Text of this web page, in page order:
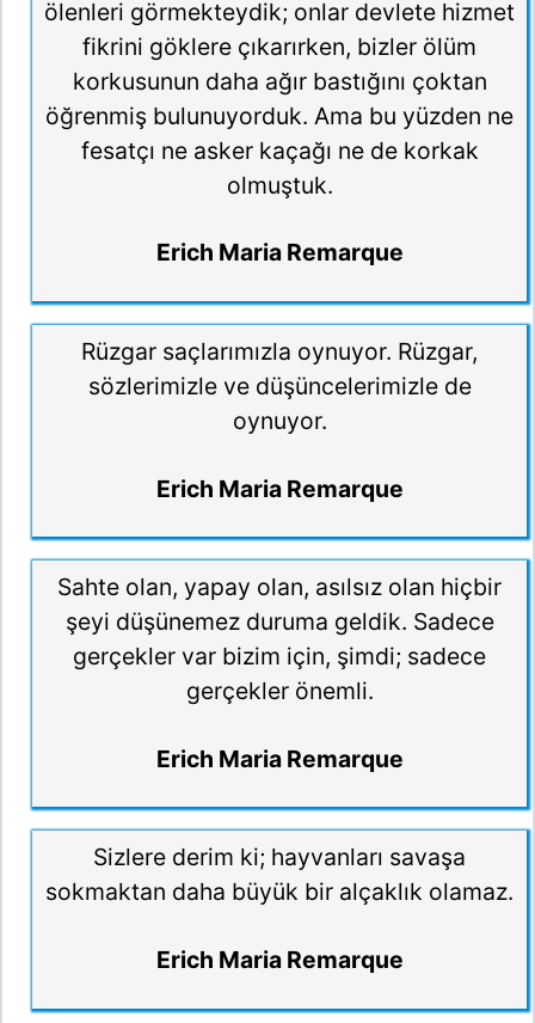
ölenleri görmekteydik; onlar devlete hizmet
fikrini göklere çıkarırken, bizler ölüm
korkusunun daha ağır bastığını çoktan
öğrenmiş bulunuyorduk. Ama bu yüzden ne
fesatçı ne asker kaçağı ne de korkak
olmuştuk.
Erich Maria Remarque
Rüzgar saçlarımızla oynuyor. Rüzgar,
sözlerimizle ve düşüncelerimizle de
oynuyor.
Erich Maria Remarque
Sahte olan, yapay olan, asılsız olan hiçbir
şeyi düşünemez duruma geldik. Sadece
gerçekler var bizim için, şimdi; sadece
gerçekler önemli.
Erich Maria Remarque
Sizlere derim ki; hayvanları savaşa
sokmaktan daha büyük bir alçaklık olamaz.
Erich Maria Remarque